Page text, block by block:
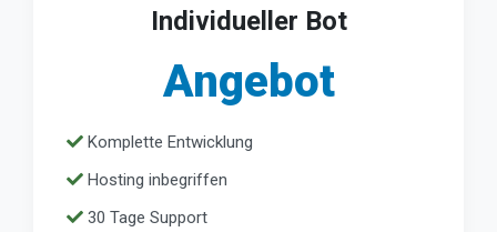
Individueller Bot
Angebot
Komplette Entwicklung
Hosting inbegriffen
30 Tage Support